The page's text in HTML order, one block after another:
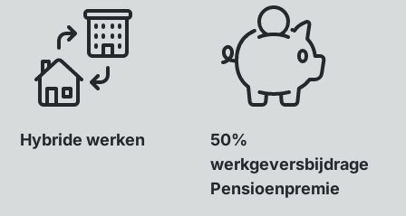
Hybride werken
50%
werkgeversbijdrage
Pensioenpremie